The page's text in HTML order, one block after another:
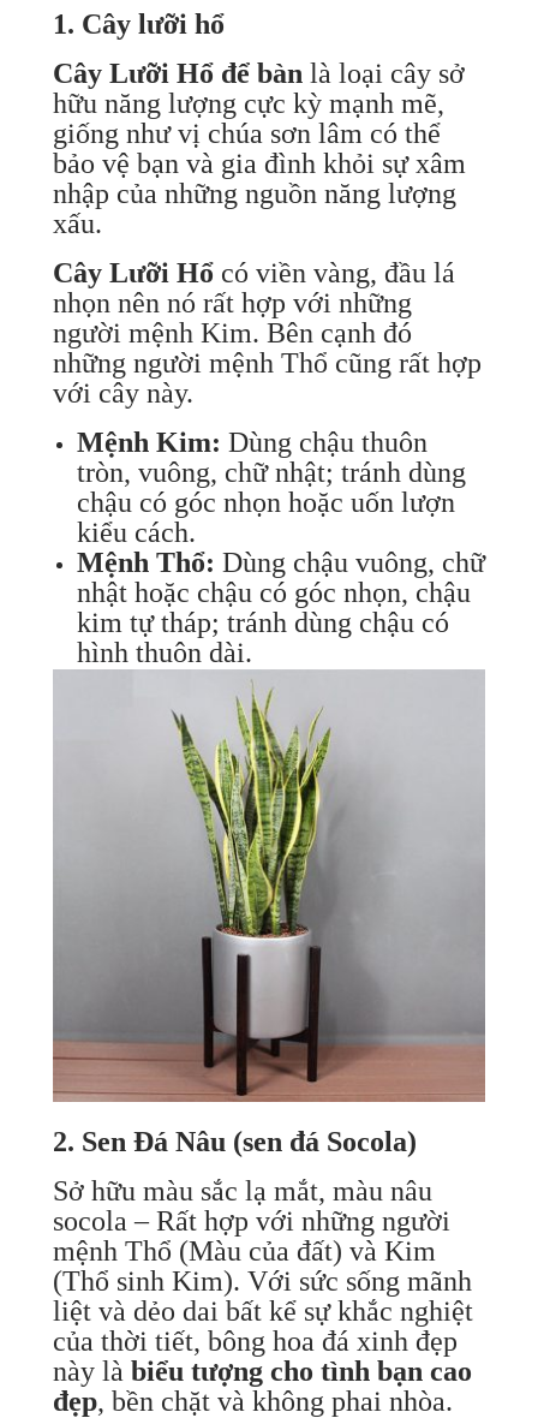
1. Cây lưỡi hổ
Cây Lưỡi Hổ để bàn là loại cây sở
hữu năng lượng cực kỳ mạnh mẽ,
giống như vị chúa sơn lâm có thể
bảo vệ bạn và gia đình khỏi sự xâm
nhập của những nguồn năng lượng
xấu.
Cây Lưỡi Hổcó viền vàng, đầu lá
nhọn nên nó rất hợp với những
người mệnh Kim. Bên cạnh đó
những người mệnh Thổ cũng rất hợp
với cây này.
Mệnh Kim: Dùng chậu thuôn
tròn, vuông, chữ nhật; tránh dùng
chậu có góc nhọn hoặc uốn lượn
kiểu cách.
Mệnh Thổ: Dùng chậu vuông, chữ
nhật hoặc chậu có góc nhọn, chậu
kim tự tháp; tránh dùng chậu có
hình thuôn dài.
2. Sen Đá Nâu (sen đá Socola)
Sở hữu màu sắc lạ mắt, màu nâu
socola – Rất hợp với những người
mệnh Thổ (Màu của đất) và Kim
(Thổ sinh Kim). Với sức sống mãnh
liệt và dẻo dai bất kể sự khắc nghiệt
của thời tiết, bông hoa đá xinh đẹp
này là biểu tượng cho tình bạn cao
đẹp, bền chặt và không phai nhòa.